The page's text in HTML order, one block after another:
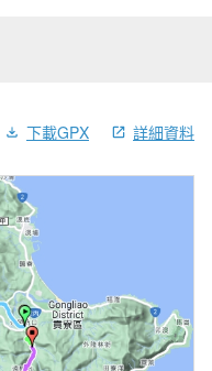
下載GPX 詳細資料